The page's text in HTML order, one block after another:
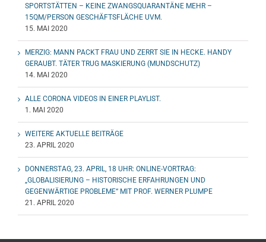
SPORTSTÄTTEN – KEINE ZWANGSQUARANTÄNE MEHR –
15QM/PERSON GESCHÄFTSFLÄCHE UVM.
15. MAI 2020
MERZIG: MANN PACKT FRAU UND ZERRT SIE IN HECKE. HANDY
GERAUBT. TÄTER TRUG MASKIERUNG (MUNDSCHUTZ)
14. MAI 2020
ALLE CORONA VIDEOS IN EINER PLAYLIST.
1. MAI 2020
WEITERE AKTUELLE BEITRÄGE
23. APRIL 2020
DONNERSTAG, 23. APRIL, 18 UHR: ONLINE-VORTRAG:
„GLOBALISIERUNG – HISTORISCHE ERFAHRUNGEN UND
GEGENWÄRTIGE PROBLEME“ MIT PROF. WERNER PLUMPE
21. APRIL 2020